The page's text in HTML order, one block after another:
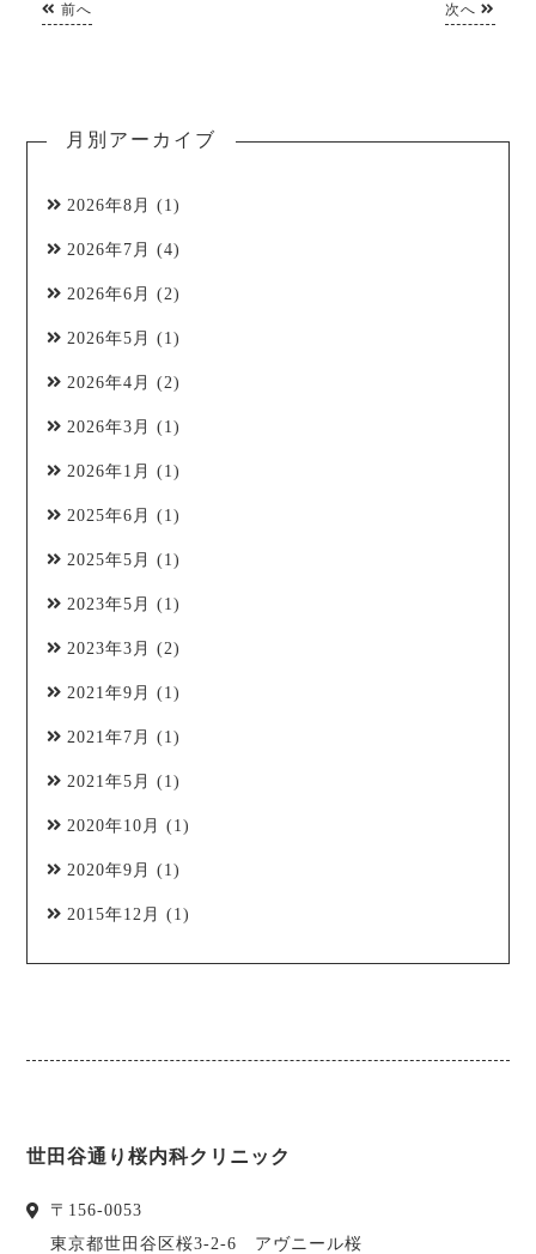
前へ 次へ
月別アーカイブ
2026年8月 (1)
2026年7月 (4)
2026年6月 (2)
2026年5月 (1)
2026年4月 (2)
2026年3月 (1)
2026年1月 (1)
2025年6月 (1)
2025年5月 (1)
2023年5月 (1)
2023年3月 (2)
2021年9月 (1)
2021年7月 (1)
2021年5月 (1)
2020年10月 (1)
2020年9月 (1)
2015年12月 (1)
世田谷通り桜内科クリニック
〒 156-0053
東京都世田谷区桜3-2-6 アヴニール桜